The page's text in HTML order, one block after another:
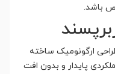
باشد.
ارگونومیک ساخته
پایدار و بدون افت